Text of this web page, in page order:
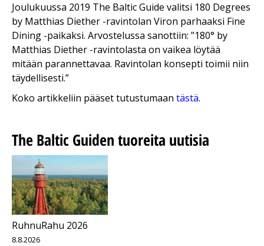
Joulukuussa 2019 The Baltic Guide valitsi 180 Degrees
by Matthias Diether -ravintolan Viron parhaaksi Fine
Dining -paikaksi. Arvostelussa sanottiin: ”180° by
Matthias Diether -ravintolasta on vaikea löytää
mitään parannettavaa. Ravintolan konsepti toimii niin
täydellisesti.”
Koko artikkeliin pääset tutustumaan tästä.
The Baltic Guiden tuoreita uutisia
RuhnuRahu 2026
8.8.2026